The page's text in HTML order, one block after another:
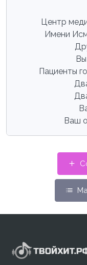
Центр
Имени
Вы
Пациенты
Ваш